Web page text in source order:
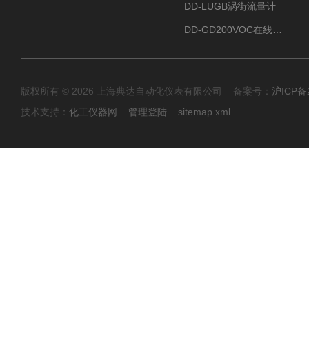
DD-LUGB涡街流量计
版权所有 © 2026 上海典达自动化仪表有限公司 备案号： 沪ICP
技术支持： 化工仪器网 管理登陆 sitemap.xml